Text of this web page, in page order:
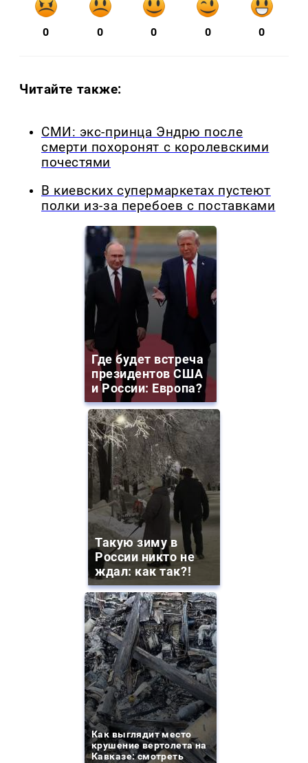
0 0 0 0 0
Читайте также:
СМИ: экс-принца Эндрю после
смерти похоронят с королевскими
почестями
В киевских супермаркетах пустеют
полки из-за перебоев с поставками
Где будет встреча
президентов США
и России: Европа?
Такую зиму в
России никто не
ждал: как так?!
Как выглядит место
крушение вертолета на
Кавказе: смотреть